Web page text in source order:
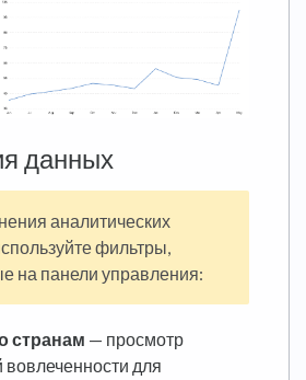
данных
аналитических
фильтры,
на панели управления:
странам — просмотр
вовлеченности для